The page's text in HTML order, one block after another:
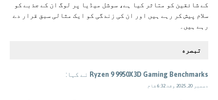
کے شائقین کو متاثر کیا ہے، سوشل میڈیا پر لوگ ان کے جذبے کو
سلام پیش کر رہے ہیں اور ان کی زندگی کو ایک مثالی سبق قرار دے
رہے ہیں۔
تبصره
Ryzen 9 9950X3D Gaming Benchmarks نے کہا:
دسمبر 20, 2025 وقت 6:32 شام